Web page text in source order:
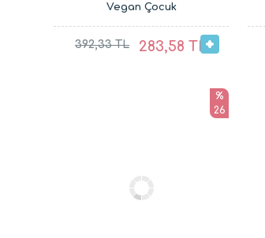
Vegan Çocuk
392,33 TL 283,58 TL
%
26